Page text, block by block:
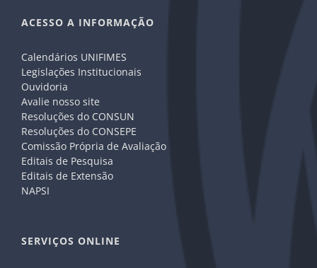
ACESSO A INFORMAÇÃO
Calendários UNIFIMES
Legislações Institucionais
Ouvidoria
Avalie nosso site
Resoluções do CONSUN
Resoluções do CONSEPE
Comissão Própria de Avaliação
Editais de Pesquisa
Editais de Extensão
NAPSI
SERVIÇOS ONLINE